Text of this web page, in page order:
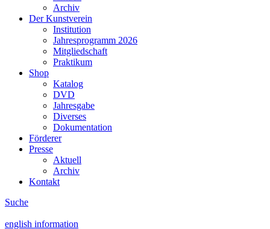
Archiv
Der Kunstverein
Institution
Jahresprogramm 2026
Mitgliedschaft
Praktikum
Shop
Katalog
DVD
Jahresgabe
Diverses
Dokumentation
Förderer
Presse
Aktuell
Archiv
Kontakt
Suche
english information